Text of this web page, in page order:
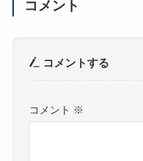
コメント
コメントする
コメント ※